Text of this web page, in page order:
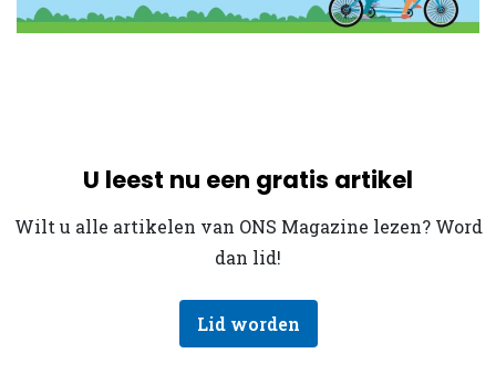
U leest nu een gratis artikel
Wilt u alle artikelen van ONS Magazine lezen? Word
dan lid!
Lid worden